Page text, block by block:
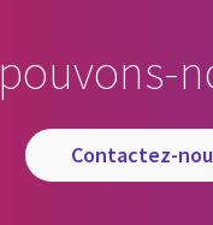
contactez-